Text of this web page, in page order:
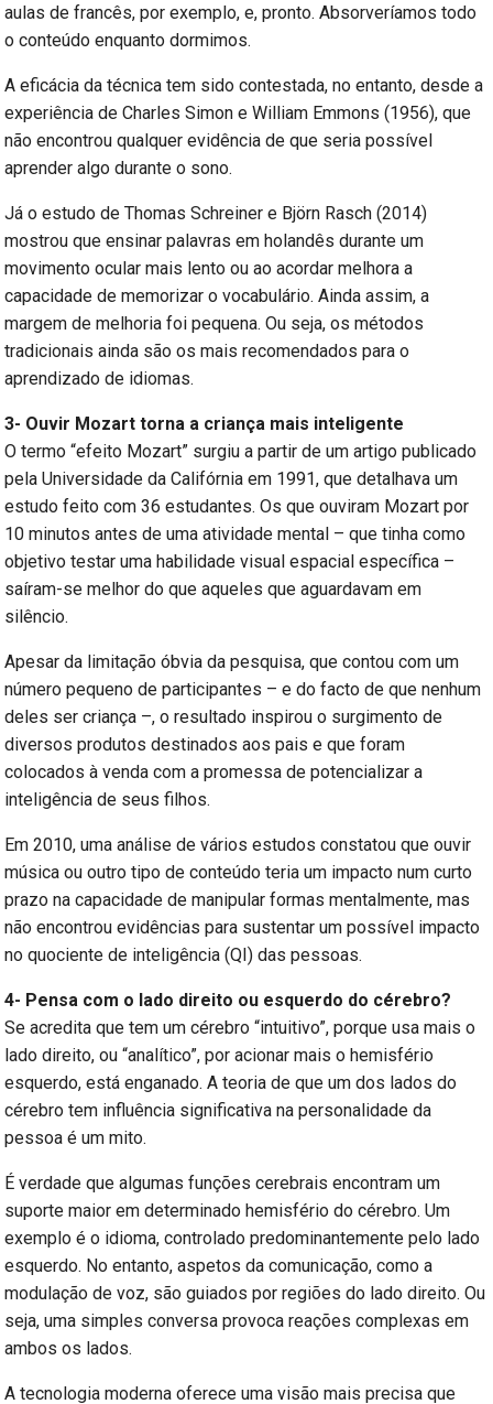
aulas de francês, por exemplo, e, pronto. Absorveríamos todo
o conteúdo enquanto dormimos.
A eficácia da técnica tem sido contestada, no entanto, desde a
experiência de Charles Simon e William Emmons (1956), que
não encontrou qualquer evidência de que seria possível
aprender algo durante o sono.
Já o estudo de Thomas Schreiner e Björn Rasch (2014)
mostrou que ensinar palavras em holandês durante um
movimento ocular mais lento ou ao acordar melhora a
capacidade de memorizar o vocabulário. Ainda assim, a
margem de melhoria foi pequena. Ou seja, os métodos
tradicionais ainda são os mais recomendados para o
aprendizado de idiomas.
3- Ouvir Mozart torna a criança mais inteligente
O termo “efeito Mozart” surgiu a partir de um artigo publicado
pela Universidade da Califórnia em 1991, que detalhava um
estudo feito com 36 estudantes. Os que ouviram Mozart por
10 minutos antes de uma atividade mental – que tinha como
objetivo testar uma habilidade visual espacial específica –
saíram-se melhor do que aqueles que aguardavam em
silêncio.
Apesar da limitação óbvia da pesquisa, que contou com um
número pequeno de participantes – e do facto de que nenhum
deles ser criança –, o resultado inspirou o surgimento de
diversos produtos destinados aos pais e que foram
colocados à venda com a promessa de potencializar a
inteligência de seus filhos.
Em 2010, uma análise de vários estudos constatou que ouvir
música ou outro tipo de conteúdo teria um impacto num curto
prazo na capacidade de manipular formas mentalmente, mas
não encontrou evidências para sustentar um possível impacto
no quociente de inteligência (QI) das pessoas.
4- Pensa com o lado direito ou esquerdo do cérebro?
Se acredita que tem um cérebro “intuitivo”, porque usa mais o
lado direito, ou “analítico”, por acionar mais o hemisfério
esquerdo, está enganado. A teoria de que um dos lados do
cérebro tem influência significativa na personalidade da
pessoa é um mito.
É verdade que algumas funções cerebrais encontram um
suporte maior em determinado hemisfério do cérebro. Um
exemplo é o idioma, controlado predominantemente pelo lado
esquerdo. No entanto, aspetos da comunicação, como a
modulação de voz, são guiados por regiões do lado direito. Ou
seja, uma simples conversa provoca reações complexas em
ambos os lados.
A tecnologia moderna oferece uma visão mais precisa que